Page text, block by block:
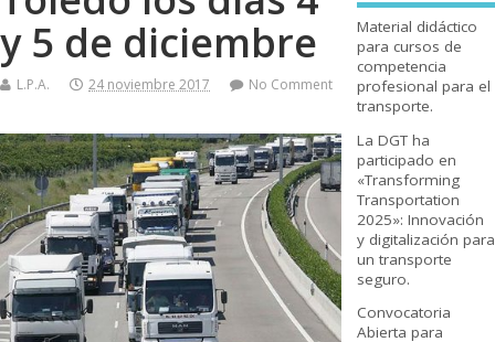
y 5 de diciembre
L.P.A. 24 noviembre 2017 No Comment
Material didáctico
para cursos de
competencia
profesional para el
transporte.
La DGT ha
participado en
«Transforming
Transportation
2025»: Innovación
y digitalización para
un transporte
seguro.
Convocatoria
Abierta para